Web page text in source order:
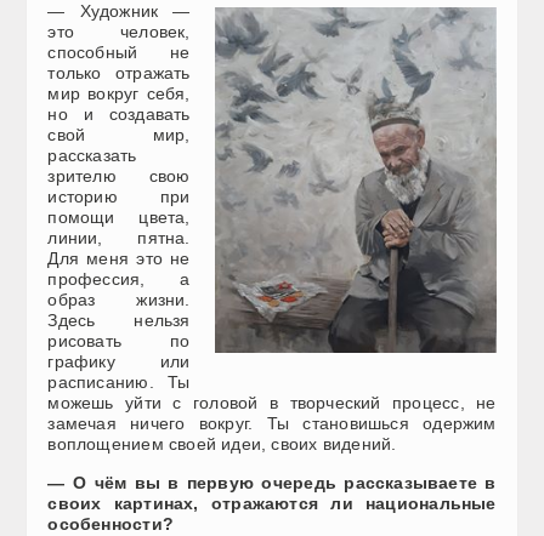
— Художник —
это человек,
способный не
только отражать
мир вокруг себя,
но и создавать
свой мир,
рассказать
зрителю свою
историю при
помощи цвета,
линии, пятна.
Для меня это не
профессия, а
образ жизни.
Здесь нельзя
рисовать по
графику или
расписанию. Ты
можешь уйти с головой в творческий процесс, не
замечая ничего вокруг. Ты становишься одержим
воплощением своей идеи, своих видений.
— О чём вы в первую очередь рассказываете в
своих картинах, отражаются ли национальные
особенности?